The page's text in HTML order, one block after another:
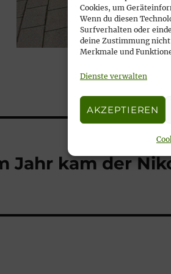
Cookies, um
Wenn du diesen
Surfverhalten oder
deine Zustimmung
Merkmale und
Dienste verwalten
AKZEPTIEREN
Jahr kam der